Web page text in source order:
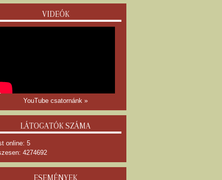
VIDEÓK
YouTube csatornánk »
LÁTOGATÓK SZÁMA
online: 5
4274692
ESEMÉNYEK